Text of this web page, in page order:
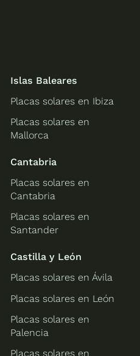
Islas Baleares
Placas solares en Ibiza
Placas solares en
Mallorca
Cantabria
Placas solares en
Cantabria
Placas solares en
Santander
Castilla y León
Placas solares en Ávila
Placas solares en León
Placas solares en
Palencia
Placas solares en